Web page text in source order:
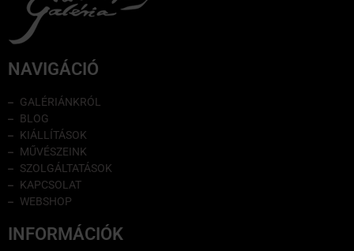
NAVIGÁCIÓ
GALÉRIÁNKRÓL
BLOG
KIÁLLÍTÁSOK
MŰVÉSZEINK
SZOLGÁLTATÁSOK
KAPCSOLAT
WEBSHOP
INFORMÁCIÓK